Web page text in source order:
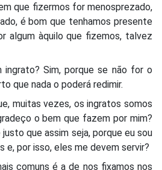
que fizermos for menosprezado,
é bom que tenhamos presente
algum àquilo que fizemos, talvez
ingrato? Sim, porque se não for o
que nada o poderá redimir.
muitas vezes, os ingratos somos
o bem que fazem por mim?
que assim seja, porque eu sou
e, por isso, eles me devem servir?
comuns é a de nos fixamos nos